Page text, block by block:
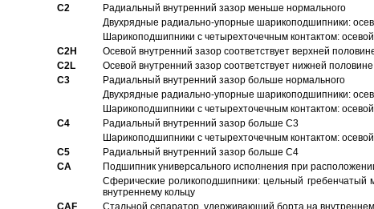
C2
Pадиальный внутренний зазор меньше нормального
Двухрядные радиально-упорные шарикоподшипники:
Шарикоподшипники с четырехточечным контактом:
C2H
Осевой внутренний зазор соответствует верхней
C2L
Осевой внутренний зазор соответствует нижней
C3
Pадиальный внутренний зазор больше нормального
Двухрядные радиально-упорные шарикоподшипники:
Шарикоподшипники с четырехточечным контактом:
C4
Pадиальный внутренний зазор больше C3
Шарикоподшипники с четырехточечным контактом:
C5
Pадиальный внутренний зазор больше C4
CA
Подшипник универсального исполнения при
Сферические роликоподшипники: цельный
внутреннему кольцу
CAF
Стальной сепаратор, удерживающий борта на